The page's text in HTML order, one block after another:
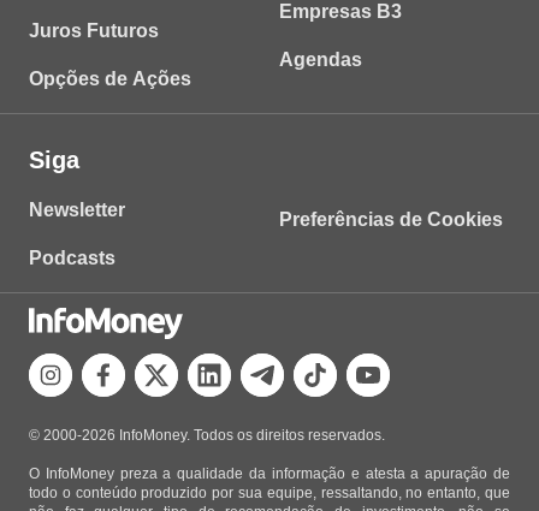
Juros Futuros
Opções de Ações
Empresas B3
Agendas
Siga
Newsletter
Podcasts
Preferências de Cookies
© 2000-2026 InfoMoney. Todos os direitos reservados.
O InfoMoney preza a qualidade da informação e atesta a apuração de
todo o conteúdo produzido por sua equipe, ressaltando, no entanto, que